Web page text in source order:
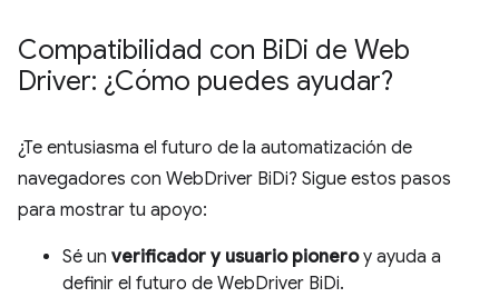
Compatibilidad con BiDi de Web
Driver: ¿Cómo puedes ayudar?
¿Te entusiasma el futuro de la automatización de
navegadores con WebDriver BiDi? Sigue estos pasos
para mostrar tu apoyo:
Sé un verificador y usuario pioneroy ayuda a
definir el futuro de WebDriver BiDi.